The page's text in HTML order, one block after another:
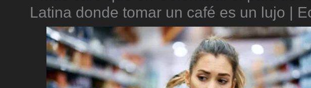
Latina donde tomar un café es un lujo |